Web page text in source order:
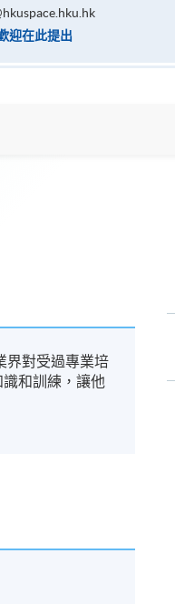
迎在此提出
界對受過專業培
和訓練，讓他